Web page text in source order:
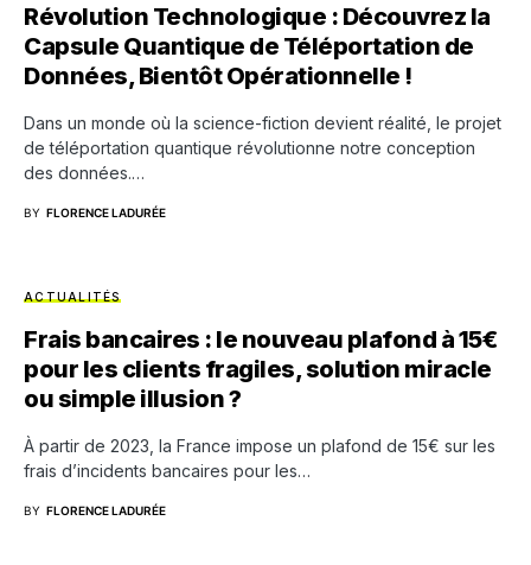
Révolution Technologique : Découvrez la
Capsule Quantique de Téléportation de
Données, Bientôt Opérationnelle !
Dans un monde où la science-fiction devient réalité, le projet
de téléportation quantique révolutionne notre conception
des données.…
BY FLORENCE LADURÉE
ACTUALITÉS
Frais bancaires : le nouveau plafond à 15€
pour les clients fragiles, solution miracle
ou simple illusion ?
À partir de 2023, la France impose un plafond de 15€ sur les
frais d’incidents bancaires pour les…
BY FLORENCE LADURÉE